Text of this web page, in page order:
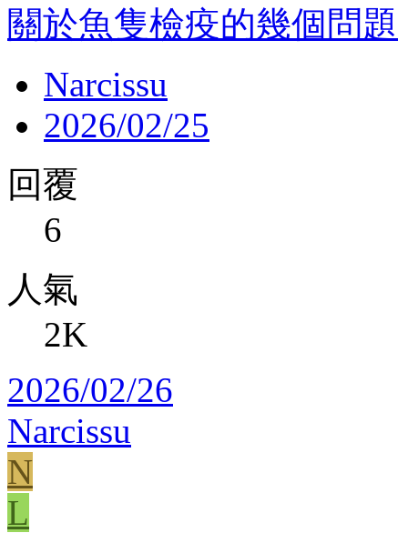
關於魚隻檢疫的幾個問題
Narcissu
2026/02/25
回覆
6
人氣
2K
2026/02/26
Narcissu
N
L